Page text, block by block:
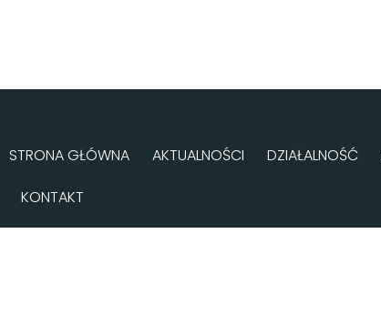
STRONA GŁÓWNA AKTUALNOŚCI DZIAŁALNOŚĆ
KONTAKT